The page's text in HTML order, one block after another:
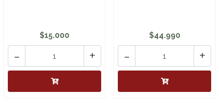
$15.000
+
-
$44.990
+
-